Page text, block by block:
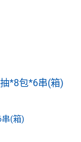
串(箱)